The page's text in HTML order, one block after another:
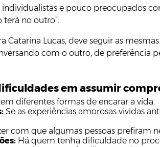
e pouco preocupados
no outro”.
Catarina Lucas, deve seguir as
com o outro, de preferência
em assumir
diferentes formas de encarar a vida.
Se as experiências amorosas vividas
com que algumas pessoas prefiram
Há quem tenha dificuldade no